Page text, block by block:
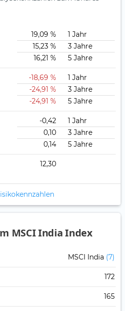
19,09 %
1 Jahr
15,23 %
3 Jahre
16,21 %
5 Jahre
-18,69 %
1 Jahr
-24,91 %
3 Jahre
-24,91 %
5 Jahre
-0,42
1 Jahr
0,10
3 Jahre
0,14
5 Jahre
12,30
MSCI India Index
MSCI India (7)
172
165